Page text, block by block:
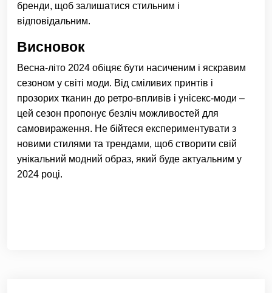
бренди, щоб залишатися стильним і
відповідальним.
Висновок
Весна-літо 2024 обіцяє бути насиченим і яскравим
сезоном у світі моди. Від сміливих принтів і
прозорих тканин до ретро-впливів і унісекс-моди –
цей сезон пропонує безліч можливостей для
самовираження. Не бійтеся експериментувати з
новими стилями та трендами, щоб створити свій
унікальний модний образ, який буде актуальним у
2024 році.